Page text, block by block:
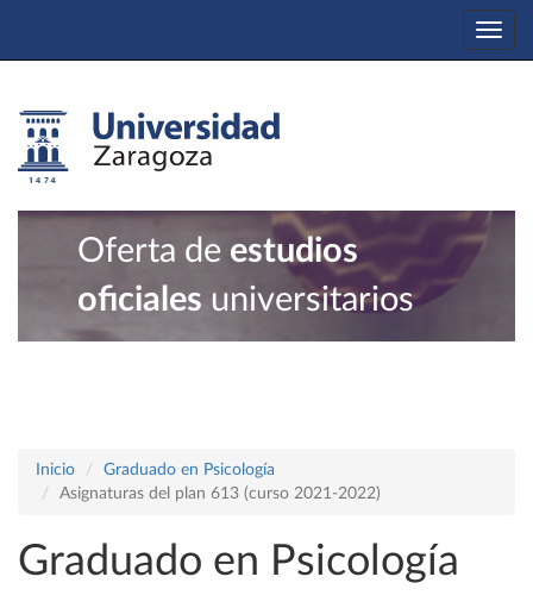
Oferta de estudios
oficiales universitarios
Inicio
Graduado en Psicología
Asignaturas del plan 613 (curso 2021-2022)
Graduado en Psicología